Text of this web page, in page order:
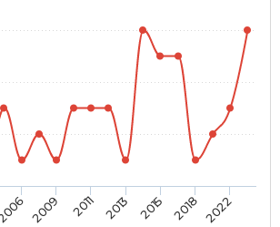
2009 2011 2013 2015 2018 2022